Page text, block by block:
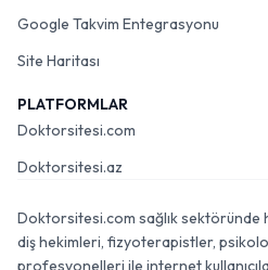
Google Takvim Entegrasyonu
Site Haritası
PLATFORMLAR
Doktorsitesi.com
Doktorsitesi.az
Doktorsitesi.com sağlık sektöründe
diş hekimleri, fizyoterapistler,
profesyonelleri ile internet